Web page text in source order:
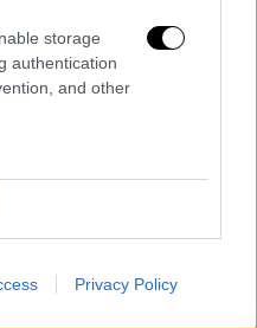
storage
authentication
and other
Privacy Policy